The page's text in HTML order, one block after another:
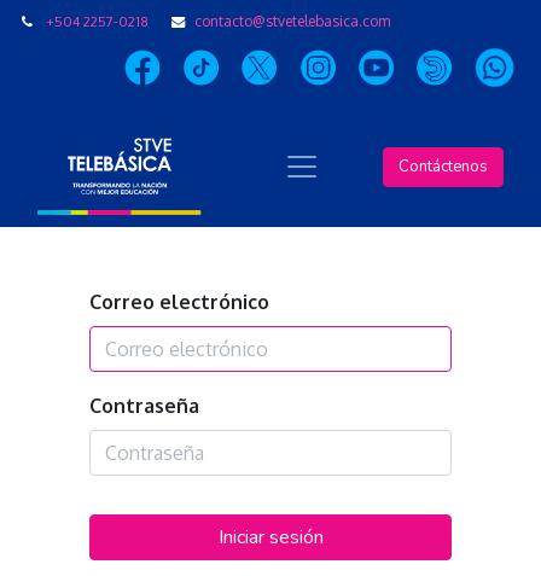
+504 2257-0218 contacto@stvetelebasica.com
Contáctenos
Correo electrónico
Contraseña
Iniciar sesión